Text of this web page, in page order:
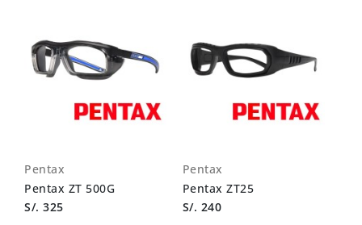
Pentax
Pentax ZT 500G
S/. 325
Pentax
Pentax ZT25
S/. 240